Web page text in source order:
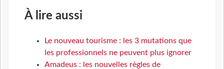
À lire aussi
Le nouveau tourisme : les 3 mutations que
les professionnels ne peuvent plus ignorer
Amadeus : les nouvelles règles de